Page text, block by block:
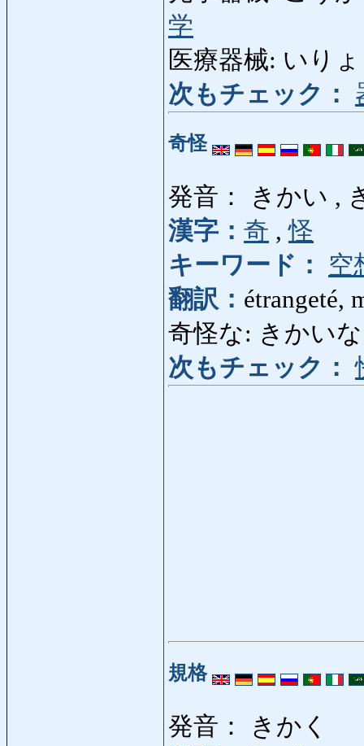
学
医療器械: いり
次もチェック：
奇怪
発音： きかい ,
漢字： 奇 ,怪
キーワード：
空
翻訳： étrangeté,
奇怪な: きかいな
次もチェック：
規格
発音： きかく